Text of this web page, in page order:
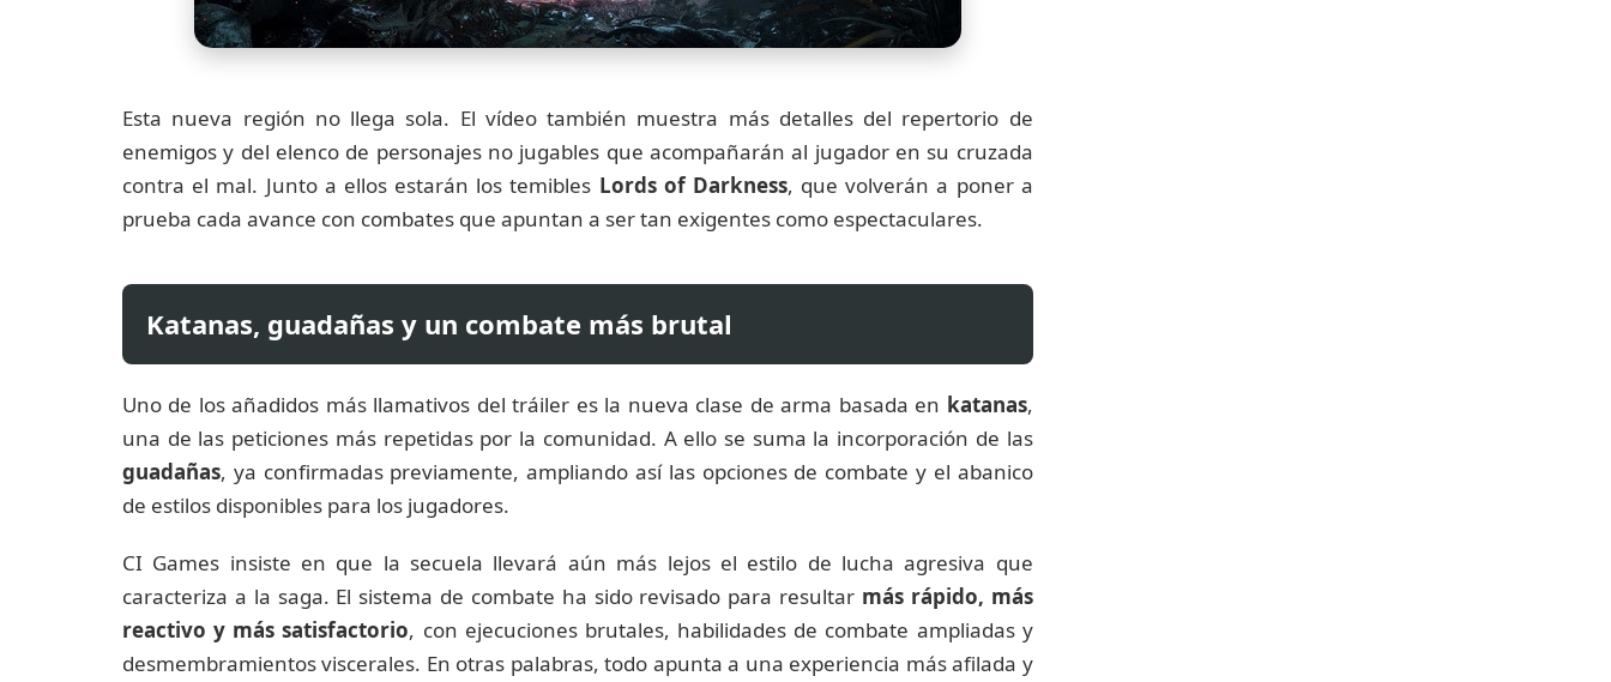
Esta nueva región no llega sola. El vídeo también muestra más detalles del repertorio de
enemigos y del elenco de personajes no jugables que acompañarán al jugador en su cruzada
contra el mal. Junto a ellos estarán los temibles Lords of Darkness, que volverán a poner a
prueba cada avance con combates que apuntan a ser tan exigentes como espectaculares.
Katanas, guadañas y un combate más brutal
Uno de los añadidos más llamativos del tráiler es la nueva clase de arma basada en katanas,
una de las peticiones más repetidas por la comunidad. A ello se suma la incorporación de las
guadañas, ya confirmadas previamente, ampliando así las opciones de combate y el abanico
de estilos disponibles para los jugadores.
CI Games insiste en que la secuela llevará aún más lejos el estilo de lucha agresiva que
caracteriza a la saga. El sistema de combate ha sido revisado para resultar más rápido, más
reactivo y más satisfactorio, con ejecuciones brutales, habilidades de combate ampliadas y
desmembramientos viscerales. En otras palabras, todo apunta a una experiencia más afilada y